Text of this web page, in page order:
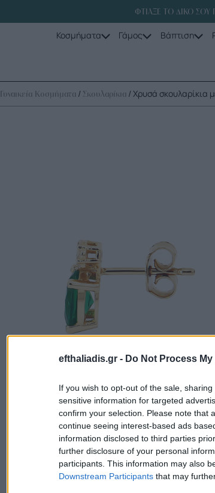
efthaliadis.gr - Do Not Process
If you wish to opt-out of the sale,
sensitive information for targeted
confirm your selection. Please note that
continue seeing interest-based ads
information disclosed to third parties
further disclosure of your personal
participants. This information may also
Downstream Participants that may
ΦΤΙΑΞΕ ΤΟ ΔΙΚΟ
Κοσμήματα Γάμος Βάπτιση
Γυναικεία Κοσμήματα / Σκουλαρίκια / Χρυσά σκουλαρίκια